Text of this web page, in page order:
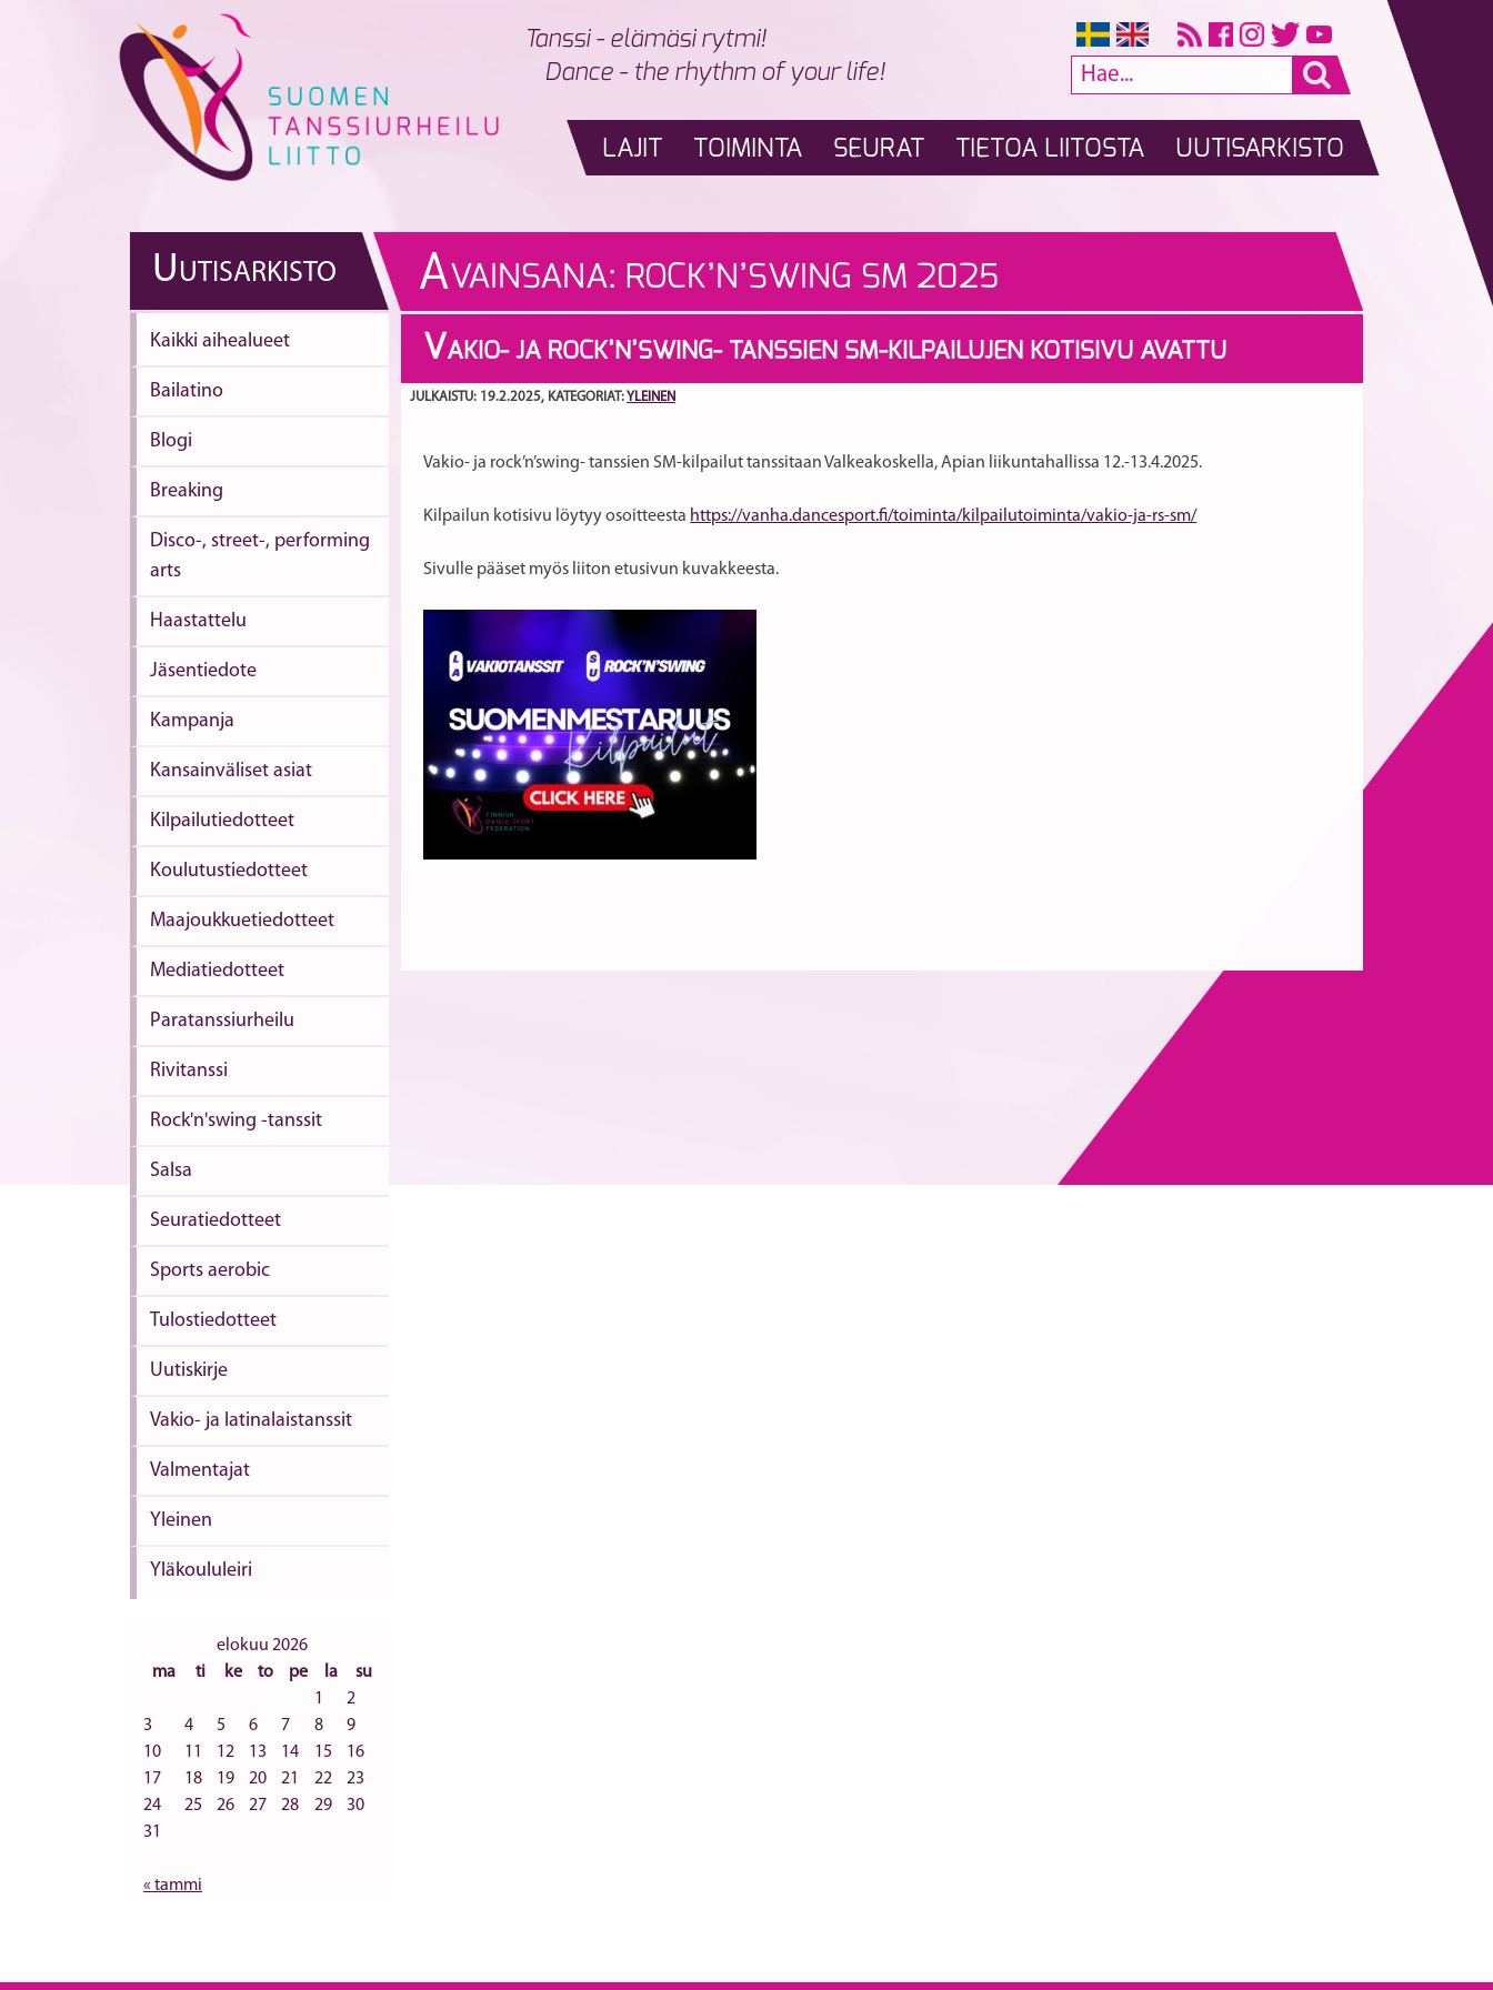
Tanssi - elämäsi rytmi!
Dance - the rhythm of your life!
LAJIT TOIMINTA SEURAT TIETOA LIITOSTA UUTISARKISTO
UUTISARKISTO
Kaikki aihealueet
Bailatino
Blogi
Breaking
Disco-, street-, performing
arts
Haastattelu
Jäsentiedote
Kampanja
Kansainväliset asiat
Kilpailutiedotteet
Koulutustiedotteet
Maajoukkuetiedotteet
Mediatiedotteet
Paratanssiurheilu
Rivitanssi
Rock'n'swing -tanssit
Salsa
Seuratiedotteet
Sports aerobic
Tulostiedotteet
Uutiskirje
Vakio- ja latinalaistanssit
Valmentajat
Yleinen
Yläkoululeiri
elokuu 2026
ma
ti ke to pe la
su
1
2
3
4 5 6 7 8
9
10
11 12 13 14 15
16
17
18 19 20 21 22
23
24
25 26 27 28 29
30
31
« tammi
AVAINSANA: ROCK’N’SWING SM 2025
VAKIO- JA ROCK’N’SWING- TANSSIEN SM-KILPAILUJEN KOTISIVU AVATTU
JULKAISTU: 19.2.2025, KATEGORIAT:YLEINEN
Vakio- ja rock’n’swing- tanssien SM-kilpailut tanssitaan Valkeakoskella, Apian liikuntahallissa 12.-13.4.2025.
Kilpailun kotisivu löytyy osoitteesta https://vanha.dancesport.fi/toiminta/kilpailutoiminta/vakio-ja-rs-sm/
Sivulle pääset myös liiton etusivun kuvakkeesta.